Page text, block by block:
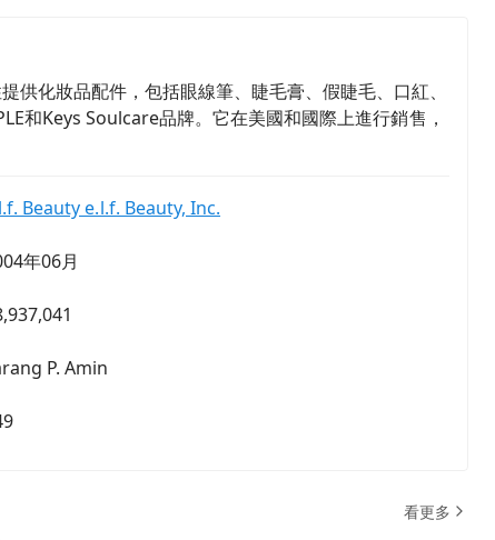
化妝品配件，包括眼線筆、睫毛膏、假睫毛、口紅、
和Keys Soulcare品牌。它在美國和國際上進行銷售，
Beauty e.l.f. Beauty, Inc.
年06月
P. Amin
看更多